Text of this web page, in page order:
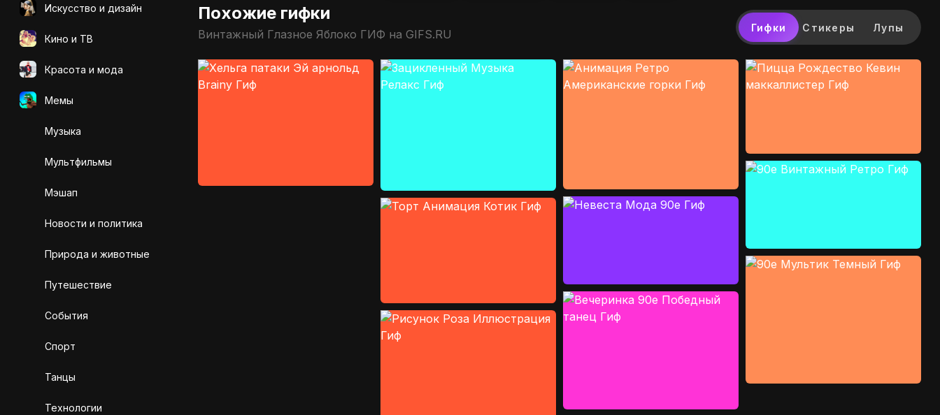
Искусcтво и дизайн
Кино и ТВ
Красота и мода
Мемы
Музыка
Мультфильмы
Мэшап
Новости и политика
Природа и животные
Путешествие
События
Спорт
Танцы
Технологии
Похожие гифки
Винтажный Глазное Яблоко ГИФ на GIFS.RU Гифки Стикеры Лупы